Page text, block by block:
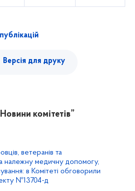
Версія для друку
комітетів”
ветеранів та
належну медичну допомогу,
в Комітеті обговорили
№13704-д